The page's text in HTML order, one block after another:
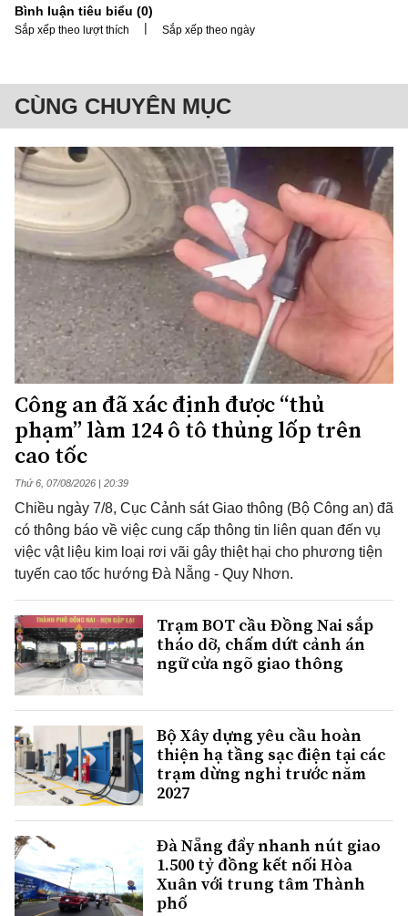
Bình luận tiêu biểu (0)
Sắp xếp theo lượt thích | Sắp xếp theo ngày
CÙNG CHUYÊN MỤC
Công an đã xác định được “thủ
phạm” làm 124 ô tô thủng lốp trên
cao tốc
Thứ 6, 07/08/2026 | 20:39
Chiều ngày 7/8, Cục Cảnh sát Giao thông (Bộ Công an) đã
có thông báo về việc cung cấp thông tin liên quan đến vụ
việc vật liệu kim loại rơi vãi gây thiệt hại cho phương tiện
tuyến cao tốc hướng Đà Nẵng - Quy Nhơn.
Trạm BOT cầu Đồng Nai sắp
tháo dỡ, chấm dứt cảnh án
ngữ cửa ngõ giao thông
Bộ Xây dựng yêu cầu hoàn
thiện hạ tầng sạc điện tại các
trạm dừng nghỉ trước năm
2027
Đà Nẵng đẩy nhanh nút giao
1.500 tỷ đồng kết nối Hòa
Xuân với trung tâm Thành
phố